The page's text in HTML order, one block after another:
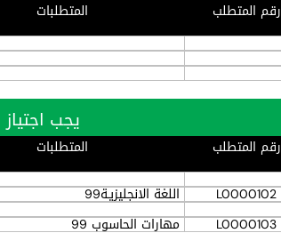
رقم المتطلب المتطلبات
يجب اجتياز 9 ساعة بنجاح
رقم المتطلب المتطلبات
L0000102 اللغة الانجليزيـة99
L0000103 مهارات الحاسوب 99